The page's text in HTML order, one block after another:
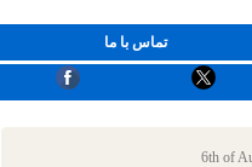
تماس با ما
6th of